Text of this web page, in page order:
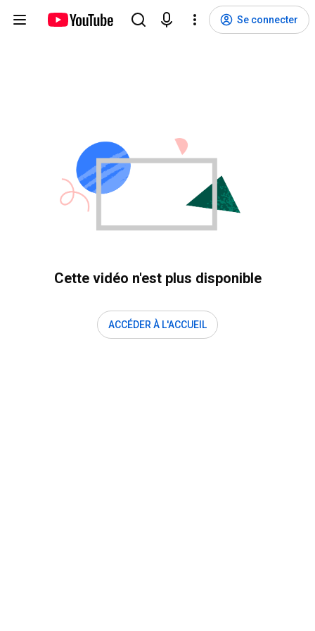
Se connecter
Cette vidéo n'est plus disponible
ACCÉDER À L'ACCUEIL